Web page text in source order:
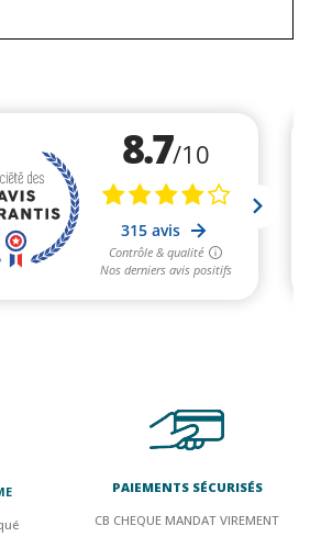
PAIEMENTS SÉCURISÉS
CB CHEQUE MANDAT VIREMENT